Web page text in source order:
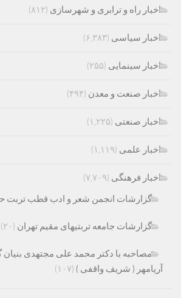
اخبار راه و ترابری و شهرسازی (۸۱۲)
اخبار سیاسی (۶,۳۸۳)
اخبار سینمایی (۲۵۵)
اخبار صنعت و معدن (۴۹۴)
اخبار صنعتی (۱,۲۲۵)
اخبار علمی (۱,۱۱۹)
اخبار فرهنگی (۷,۷۰۹)
گزارشات انجمن شعر و ادب قطب تربت
گزارشات جامعه تربتیهای مقیم تهران (۲۰)
مصاحبه با دکتر محمد علی مجتهدی بنیان
آریامهر ( شریف واقفی ) (۱۰۷)